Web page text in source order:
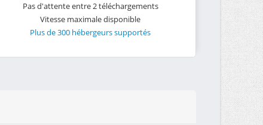
Pas d'attente entre 2 téléchargements
Vitesse maximale disponible
Plus de 300 hébergeurs supportés